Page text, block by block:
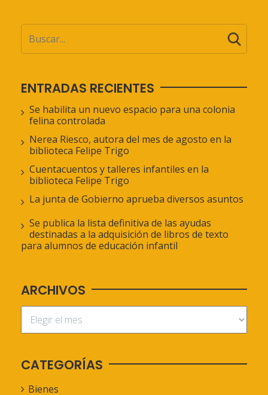
ENTRADAS RECIENTES
Se habilita un nuevo espacio para una colonia
felina controlada
Nerea Riesco, autora del mes de agosto en la
biblioteca Felipe Trigo
Cuentacuentos y talleres infantiles en la
biblioteca Felipe Trigo
La junta de Gobierno aprueba diversos asuntos
Se publica la lista definitiva de las ayudas
destinadas a la adquisición de libros de texto
para alumnos de educación infantil
ARCHIVOS
CATEGORÍAS
Bienes